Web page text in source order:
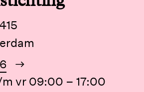
vr 09:00 – 17:00